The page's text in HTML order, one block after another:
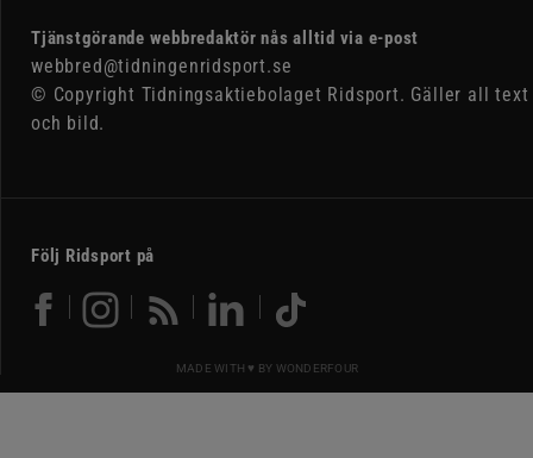
Tjänstgörande webbredaktör nås alltid via e-post
webbred@tidningenridsport.se
© Copyright Tidningsaktiebolaget Ridsport. Gäller all text
och bild.
Följ Ridsport på
MADE WITH ♥ BY WONDERFOUR